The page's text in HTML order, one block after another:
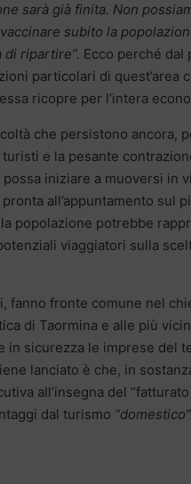
sarà già finita. Non
subito la
ripartire”. Ecco perché dal
particolari di quest’area
ricopre per l’intera
che persistono ancora,
e la pesante
iniziare a muoversi in
all’appuntamento sul
popolazione potrebbe
viaggiatori sulla
fronte comune nel
di Taormina e alle più
sicurezza le imprese del
lanciato è che, in
all’insegna del
dal turismo “domestico”.